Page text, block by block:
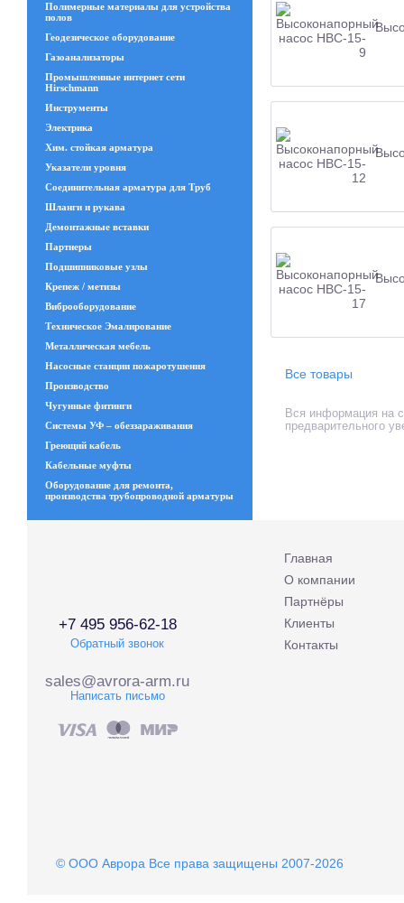
Полимерные материалы для устройства
полов
Геодезическое оборудование
Газоанализаторы
Промышленные интернет сети
Hirschmann
Инструменты
Электрика
Хим. стойкая арматура
Указатели уровня
Соединительная арматура для Труб
Шланги и рукава
Демонтажные вставки
Партнеры
Подшипниковые узлы
Крепеж / метизы
Виброоборудование
Техническое Эмалирование
Металлическая мебель
Насосные станции пожаротушения
Производство
Чугунные фитинги
Системы УФ – обеззараживания
Греющий кабель
Кабельные муфты
Оборудование для ремонта,
производства трубопроводной арматуры
Все товары
Вся информация на
предварительного
+7 495 956-62-18
Обратный звонок
sales@avrora-arm.ru
Написать письмо
Главная
О компании
Партнёры
Клиенты
Контакты
© OOO Аврора Все права защищены 2007-2026